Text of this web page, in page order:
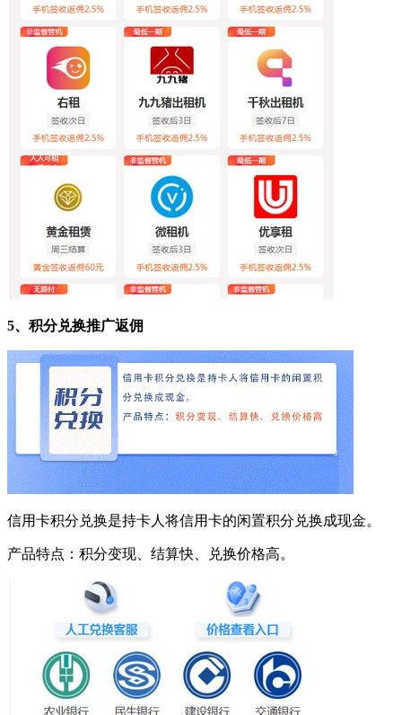
5、积分兑换推广返佣
信用卡积分兑换是持卡人将信用卡的闲置积分兑换成现金。
产品特点：积分变现、结算快、兑换价格高。